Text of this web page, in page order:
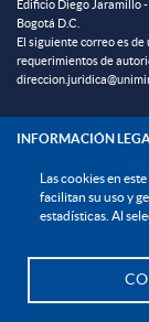
Las cookies en
facilitan su uso y
estadísticas. Al
Edificio Diego Jaramillo -
Bogotá D.C.
El siguiente correo es
requerimientos de
INFORMACIÓN
Derechos Pecuniarios
Documentos
Reglamento estudiantil
Reglamento profesoral